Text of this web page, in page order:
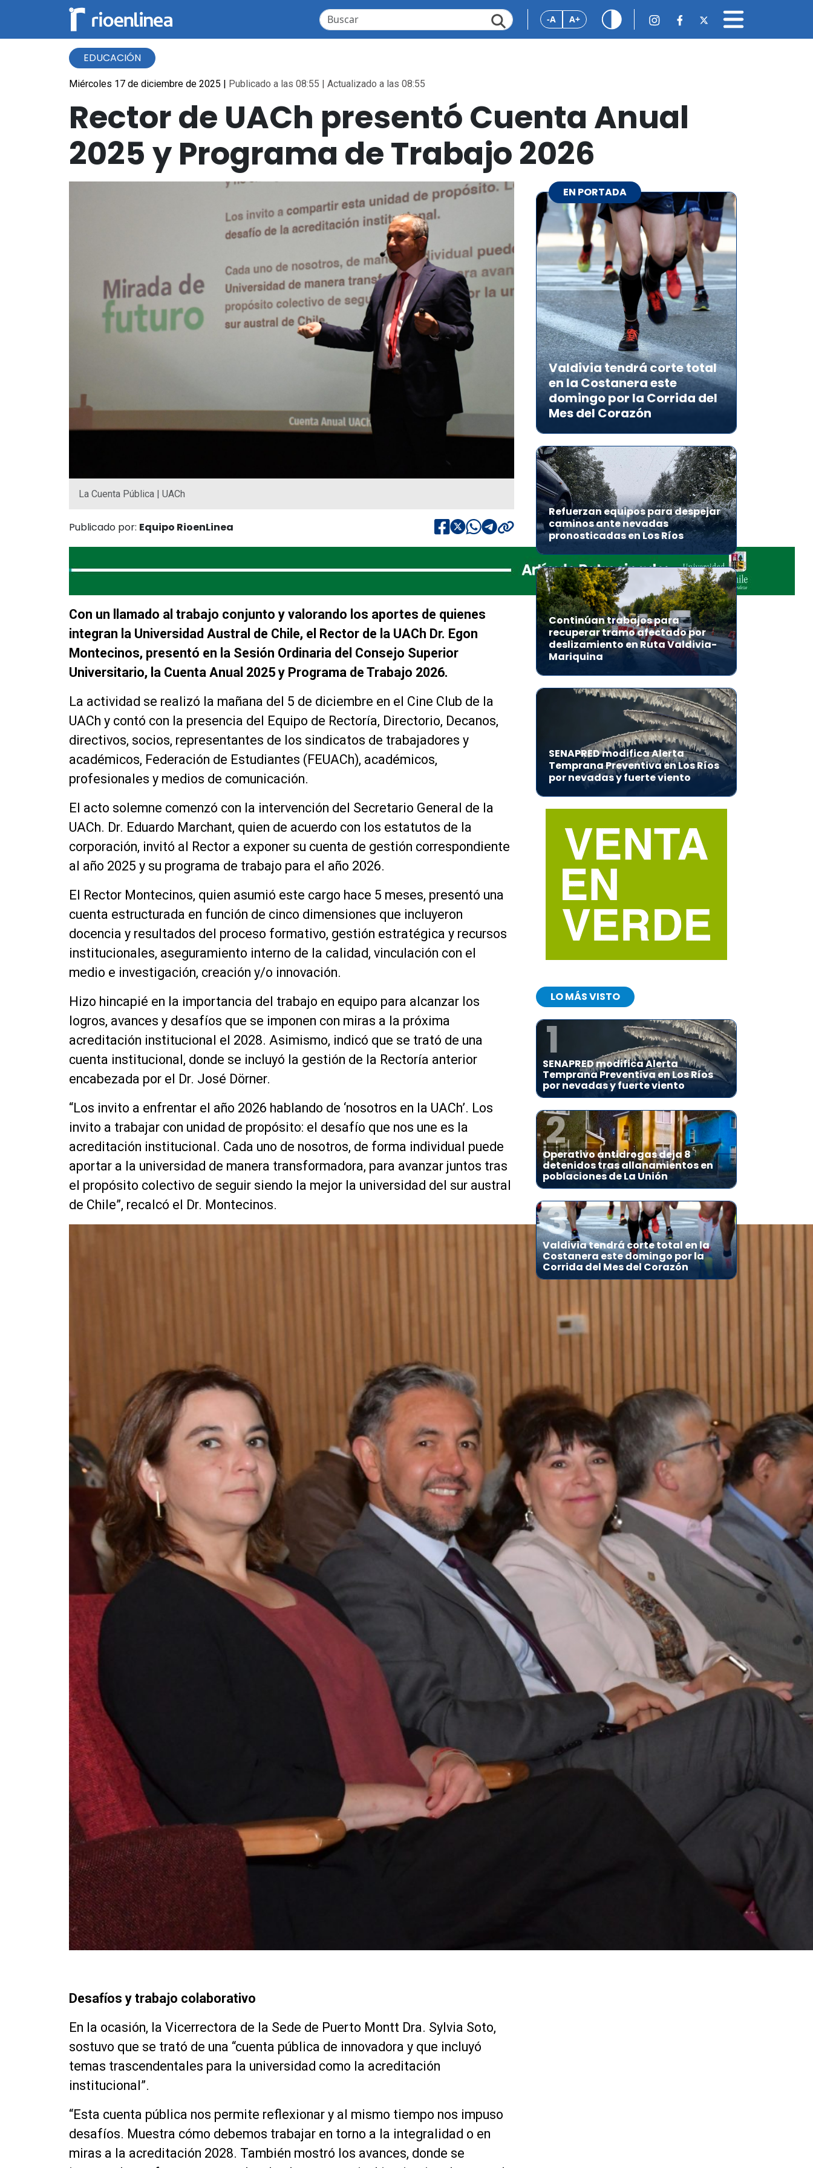
-A A+
EDUCACIÓN
Miércoles 17 de diciembre de 2025 | Publicado a las 08:55 | Actualizado a las 08:55
Rector de UACh presentó Cuenta Anual
2025 y Programa de Trabajo 2026
La Cuenta Pública | UACh
Publicado por: Equipo RioenLinea
Con un llamado al trabajo conjunto y valorando los aportes de quienes
integran la Universidad Austral de Chile, el Rector de la UACh Dr. Egon
Montecinos, presentó en la Sesión Ordinaria del Consejo Superior
Universitario, la Cuenta Anual 2025 y Programa de Trabajo 2026.
La actividad se realizó la mañana del 5 de diciembre en el Cine Club de la
UACh y contó con la presencia del Equipo de Rectoría, Directorio, Decanos,
directivos, socios, representantes de los sindicatos de trabajadores y
académicos, Federación de Estudiantes (FEUACh), académicos,
profesionales y medios de comunicación.
El acto solemne comenzó con la intervención del Secretario General de la
UACh. Dr. Eduardo Marchant, quien de acuerdo con los estatutos de la
corporación, invitó al Rector a exponer su cuenta de gestión correspondiente
al año 2025 y su programa de trabajo para el año 2026.
El Rector Montecinos, quien asumió este cargo hace 5 meses, presentó una
cuenta estructurada en función de cinco dimensiones que incluyeron
docencia y resultados del proceso formativo, gestión estratégica y recursos
institucionales, aseguramiento interno de la calidad, vinculación con el
medio e investigación, creación y/o innovación.
Hizo hincapié en la importancia del trabajo en equipo para alcanzar los
logros, avances y desafíos que se imponen con miras a la próxima
acreditación institucional el 2028. Asimismo, indicó que se trató de una
cuenta institucional, donde se incluyó la gestión de la Rectoría anterior
encabezada por el Dr. José Dörner.
“Los invito a enfrentar el año 2026 hablando de ‘nosotros en la UACh’. Los
invito a trabajar con unidad de propósito: el desafío que nos une es la
acreditación institucional. Cada uno de nosotros, de forma individual puede
aportar a la universidad de manera transformadora, para avanzar juntos tras
el propósito colectivo de seguir siendo la mejor la universidad del sur austral
de Chile”, recalcó el Dr. Montecinos.
Desafíos y trabajo colaborativo
En la ocasión, la Vicerrectora de la Sede de Puerto Montt Dra. Sylvia Soto,
sostuvo que se trató de una “cuenta pública de innovadora y que incluyó
temas trascendentales para la universidad como la acreditación
institucional”.
“Esta cuenta pública nos permite reflexionar y al mismo tiempo nos impuso
desafíos. Muestra cómo debemos trabajar en torno a la integralidad o en
miras a la acreditación 2028. También mostró los avances, donde se
EN PORTADA
Valdivia tendrá corte total
en la Costanera este
domingo por la Corrida del
Mes del Corazón
Refuerzan equipos para despejar
caminos ante nevadas
pronosticadas en Los Ríos
Continúan trabajos para
recuperar tramo afectado por
deslizamiento en Ruta Valdivia-
Mariquina
SENAPRED modifica Alerta
Temprana Preventiva en Los Ríos
por nevadas y fuerte viento
LO MÁS VISTO
1
SENAPRED modifica Alerta
Temprana Preventiva en Los Ríos
por nevadas y fuerte viento
2
Operativo antidrogas deja 8
detenidos tras allanamientos en
poblaciones de La Unión
3
Valdivia tendrá corte total en la
Costanera este domingo por la
Corrida del Mes del Corazón